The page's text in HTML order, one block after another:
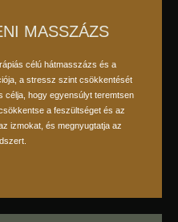
MASSZÁZS
célú hátmasszázs és a
a stressz szint csökkentését
célja, hogy egyensúlyt teremtsen
a feszültséget és az
izmokat, és megnyugtatja az